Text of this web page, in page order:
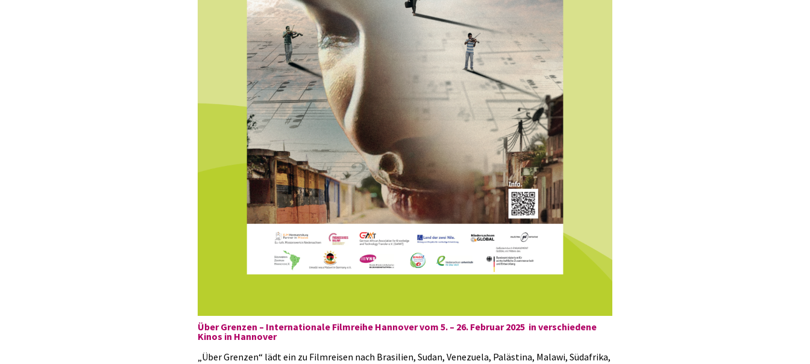
Über Grenzen – Internationale Filmreihe Hannover vom 5. – 26. Februar 2025 in verschiedene
Kinos in Hannover
„Über Grenzen“ lädt ein zu Filmreisen nach Brasilien, Sudan, Venezuela, Palästina, Malawi, Südafrika,